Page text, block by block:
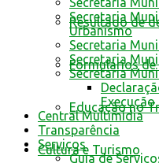
Resultado de
Formulários de
Educação no
Cultura e Turismo
Secretaria
Urbanismo
Secretaria
Secretaria
Secretaria
Central Multimídia
Transparência
Serviços
Guia de